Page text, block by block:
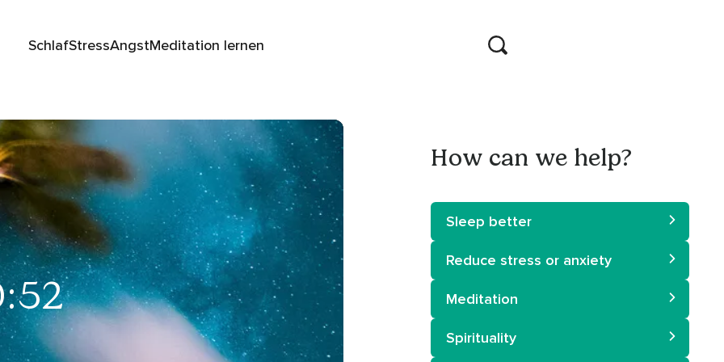
SchlafStressAngstMeditation lernen
How can we help?
Sleep better
Reduce stress or anxiety
Meditation
Spirituality